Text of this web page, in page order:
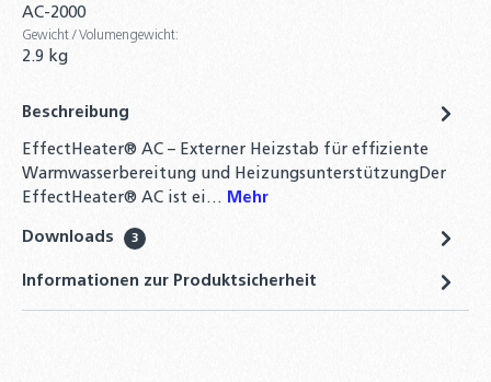
BHKW
425,00 €
Heizungssysteme BHKW, Wärmepumpen -
369,00 €
Warmwasserspeicher
Wärmetauscher - 400 Liter
979,00 €
AC-2000
Gewicht / Volumengewicht:
2.9 kg
Beschreibung
EffectHeater® AC – Externer Heizstab für effiziente
Warmwasserbereitung und HeizungsunterstützungDer
EffectHeater® AC ist ei… Mehr
Downloads 3
Informationen zur Produktsicherheit